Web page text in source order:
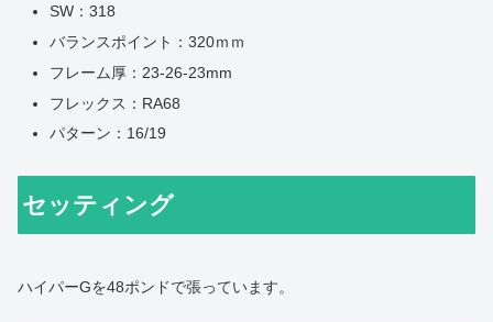
SW：318
バランスポイント：320ｍｍ
フレーム厚：23-26-23mm
フレックス：RA68
パターン：16/19
セッティング
ハイパーGを48ポンドで張っています。